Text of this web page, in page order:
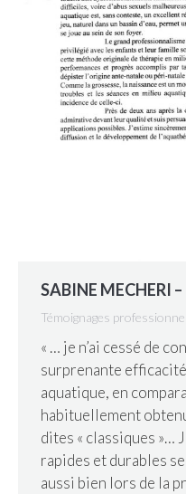
SABINE MECHERI
Témoignages
« … je n’ai cessé de
surprenante
aquatique, en
habituellement
dites « classiques »…
rapides et durables
aussi bien lors de la